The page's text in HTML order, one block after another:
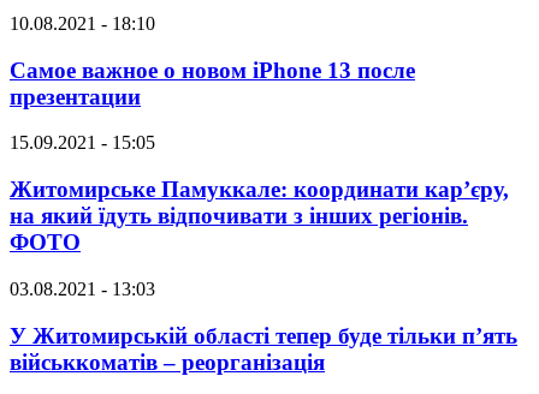
10.08.2021 - 18:10
Самое важное о новом iPhone 13 после
презентации
15.09.2021 - 15:05
Житомирське Памуккале: координати кар’єру,
на який їдуть відпочивати з інших регіонів.
ФОТО
03.08.2021 - 13:03
У Житомирській області тепер буде тільки п’ять
військкоматів – реорганізація